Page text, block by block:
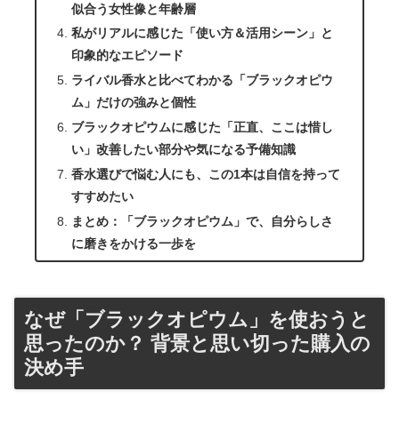
似合う女性像と年齢層
私がリアルに感じた「使い方＆活用シーン」と
印象的なエピソード
ライバル香水と比べてわかる「ブラックオピウ
ム」だけの強みと個性
ブラックオピウムに感じた「正直、ここは惜し
い」改善したい部分や気になる予備知識
香水選びで悩む人にも、この1本は自信を持って
すすめたい
まとめ：「ブラックオピウム」で、自分らしさ
に磨きをかける一歩を
なぜ「ブラックオピウム」を使おうと
思ったのか？ 背景と思い切った購入の
決め手